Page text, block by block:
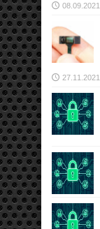
08.09.2021
27.11.2021